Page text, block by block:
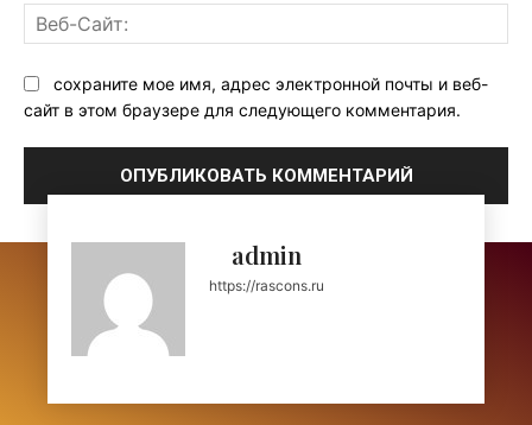
сохраните мое имя, адрес электронной почты и веб-
сайт в этом браузере для следующего комментария.
admin
https://rascons.ru